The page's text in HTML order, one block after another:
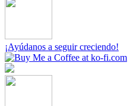
¡Ayúdanos a seguir creciendo!